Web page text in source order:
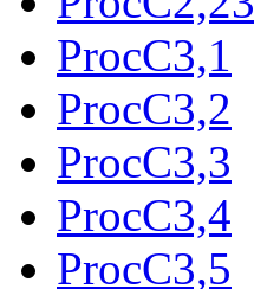
ProcC3,1
ProcC3,2
ProcC3,3
ProcC3,4
ProcC3,5